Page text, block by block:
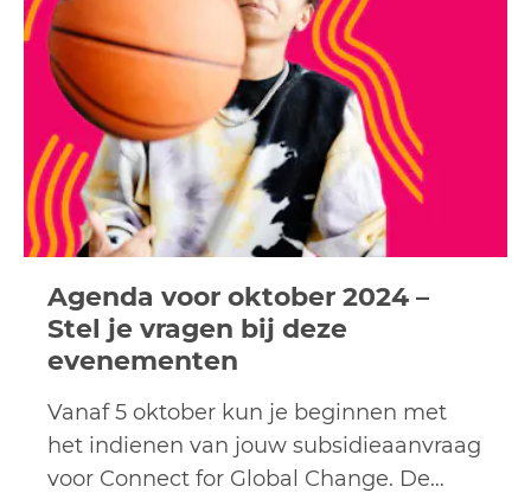
Agenda voor oktober 2024 –
Stel je vragen bij deze
evenementen
Vanaf 5 oktober kun je beginnen met
het indienen van jouw subsidieaanvraag
voor Connect for Global Change. De…